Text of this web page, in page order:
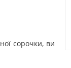
сорочки, ви